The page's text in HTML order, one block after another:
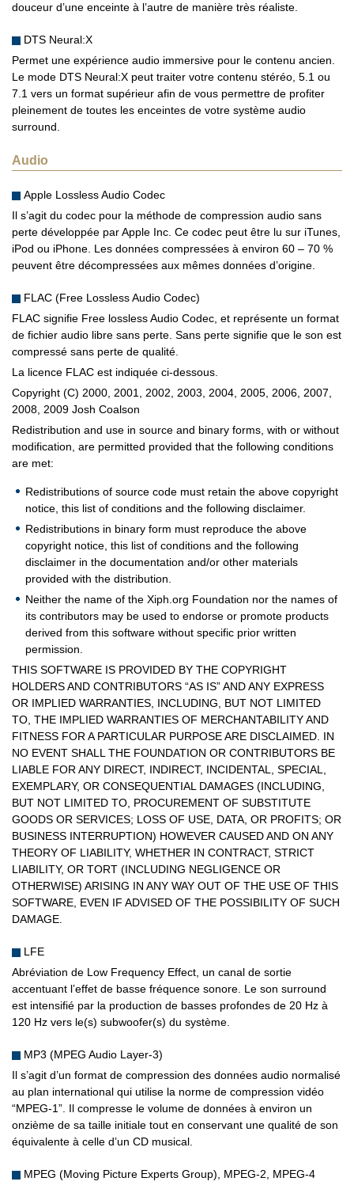
douceur d’une enceinte à l’autre de manière très réaliste.
DTS Neural:X
Permet une expérience audio immersive pour le contenu ancien.
Le mode DTS Neural:X peut traiter votre contenu stéréo, 5.1 ou
7.1 vers un format supérieur afin de vous permettre de profiter
pleinement de toutes les enceintes de votre système audio
surround.
Audio
Apple Lossless Audio Codec
Il s’agit du codec pour la méthode de compression audio sans
perte développée par Apple Inc. Ce codec peut être lu sur iTunes,
iPod ou iPhone. Les données compressées à environ 60 – 70 %
peuvent être décompressées aux mêmes données d’origine.
FLAC (Free Lossless Audio Codec)
FLAC signifie Free lossless Audio Codec, et représente un format
de fichier audio libre sans perte. Sans perte signifie que le son est
compressé sans perte de qualité.
La licence FLAC est indiquée ci-dessous.
Copyright (C) 2000, 2001, 2002, 2003, 2004, 2005, 2006, 2007,
2008, 2009 Josh Coalson
Redistribution and use in source and binary forms, with or without
modification, are permitted provided that the following conditions
are met:
Redistributions of source code must retain the above copyright
notice, this list of conditions and the following disclaimer.
Redistributions in binary form must reproduce the above
copyright notice, this list of conditions and the following
disclaimer in the documentation and/or other materials
provided with the distribution.
Neither the name of the Xiph.org Foundation nor the names of
its contributors may be used to endorse or promote products
derived from this software without specific prior written
permission.
THIS SOFTWARE IS PROVIDED BY THE COPYRIGHT
HOLDERS AND CONTRIBUTORS “AS IS” AND ANY EXPRESS
OR IMPLIED WARRANTIES, INCLUDING, BUT NOT LIMITED
TO, THE IMPLIED WARRANTIES OF MERCHANTABILITY AND
FITNESS FOR A PARTICULAR PURPOSE ARE DISCLAIMED. IN
NO EVENT SHALL THE FOUNDATION OR CONTRIBUTORS BE
LIABLE FOR ANY DIRECT, INDIRECT, INCIDENTAL, SPECIAL,
EXEMPLARY, OR CONSEQUENTIAL DAMAGES (INCLUDING,
BUT NOT LIMITED TO, PROCUREMENT OF SUBSTITUTE
GOODS OR SERVICES; LOSS OF USE, DATA, OR PROFITS; OR
BUSINESS INTERRUPTION) HOWEVER CAUSED AND ON ANY
THEORY OF LIABILITY, WHETHER IN CONTRACT, STRICT
LIABILITY, OR TORT (INCLUDING NEGLIGENCE OR
OTHERWISE) ARISING IN ANY WAY OUT OF THE USE OF THIS
SOFTWARE, EVEN IF ADVISED OF THE POSSIBILITY OF SUCH
DAMAGE.
LFE
Abréviation de Low Frequency Effect, un canal de sortie
accentuant l’effet de basse fréquence sonore. Le son surround
est intensifié par la production de basses profondes de 20 Hz à
120 Hz vers le(s) subwoofer(s) du système.
MP3 (MPEG Audio Layer-3)
Il s’agit d’un format de compression des données audio normalisé
au plan international qui utilise la norme de compression vidéo
“MPEG-1”. Il compresse le volume de données à environ un
onzième de sa taille initiale tout en conservant une qualité de son
équivalente à celle d’un CD musical.
MPEG (Moving Picture Experts Group), MPEG-2, MPEG-4